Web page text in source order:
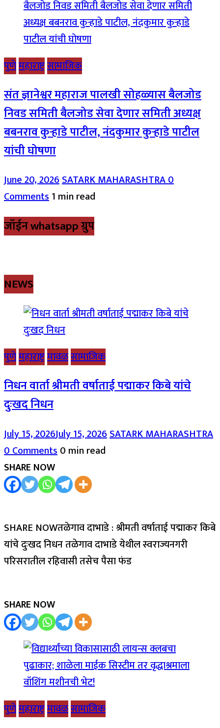
पुणेमहाराष्ट्रसामाजिक
संत ज्ञानेश्वर महाराज पालखी सोहळ्यास बैलजोड
निवड समिती बैलजोड सेवा देणार समिती अध्यक्ष
बबनराव कुऱ्हाडे पाटील, नंदकुमार कुऱ्हाडे पाटील
यांची घोषणा
June 20, 2026SATARK MAHARASHTRA0
Comments1 min read
जॉईन whatsapp ग्रुप
NEWS
पुणेमहाराष्ट्रमावळसामाजिक
निधन वार्ता श्रीमती वर्षाताई पद्माकर किबे यांचे
दुःखद निधन
July 15, 2026July 15, 2026SATARK MAHARASHTRA
0 Comments0 min read
SHARE NOW
SHARE NOWतळेगाव दाभाडे : श्रीमती वर्षाताई पद्माकर किबे
यांचे दुःखद निधन तळेगाव दाभाडे येथील स्वराज्यनगरी
परिसरातील रहिवासी तसेच पैसा फंड
SHARE NOW
पुणेमहाराष्ट्रमावळसामाजिक